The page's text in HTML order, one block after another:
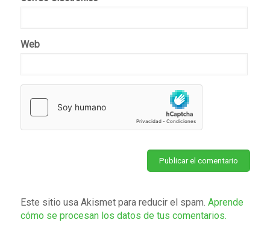
Web
Este sitio usa Akismet para reducir el spam. Aprende
cómo se procesan los datos de tus comentarios.